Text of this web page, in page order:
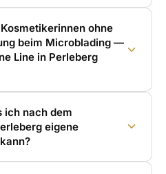
ohne
beim Microblading —
Line in Perleberg
ich nach dem
eigene